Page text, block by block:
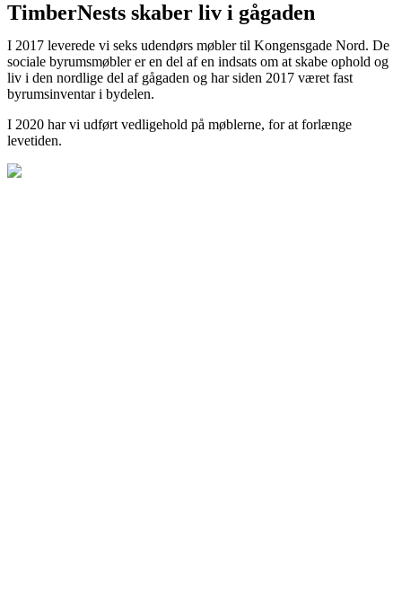
TimberNests skaber liv i gågaden
I 2017 leverede vi seks udendørs møbler til Kongensgade Nord. De
sociale byrumsmøbler er en del af en indsats om at skabe ophold og
liv i den nordlige del af gågaden og har siden 2017 været fast
byrumsinventar i bydelen.
I 2020 har vi udført vedligehold på møblerne, for at forlænge
levetiden.